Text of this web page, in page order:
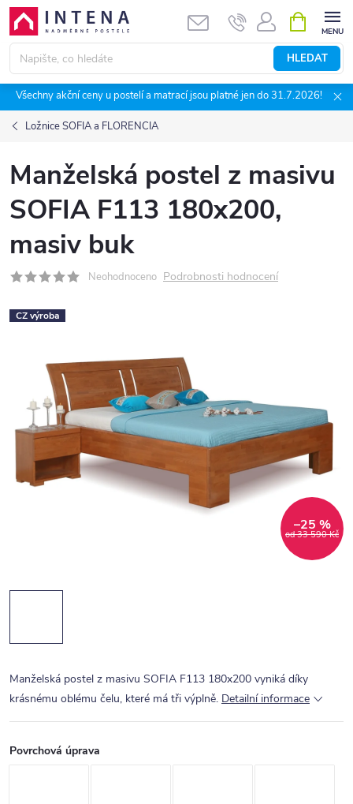
Přejít
obsah
HLEDAT
NÁKUPNÍ
KOŠÍK
Všechny akční ceny u postelí a matrací jsou platné jen do 31.7.2026!
Ložnice SOFIA a FLORENCIA
Manželská postel z masivu
SOFIA F113 180x200,
masiv buk
Neohodnoceno Podrobnosti hodnocení
CZ výroba
od 33 590 Kč
–25 %
Manželská postel z masivu SOFIA F113 180x200 vyniká díky
krásnému oblému čelu, které má tři výplně. Detailní informace
Povrchová úprava